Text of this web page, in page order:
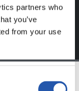
partners who
you’ve
from your use